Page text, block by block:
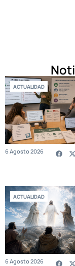
ACTUALIDAD
6 Agosto 2026
ACTUALIDAD
6 Agosto 2026